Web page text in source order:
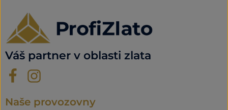
Váš partner v oblasti zlata
Naše provozovny